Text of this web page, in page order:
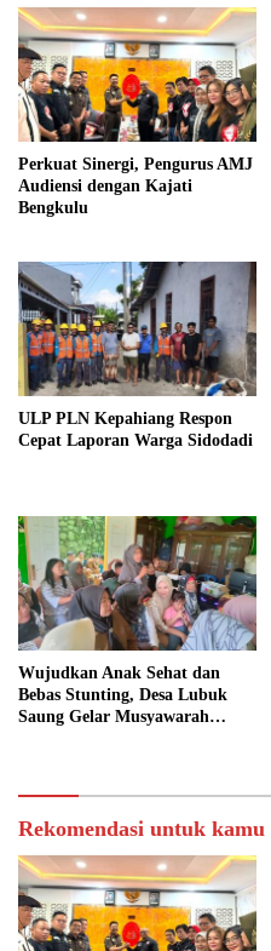
Perkuat Sinergi, Pengurus AMJ
Audiensi dengan Kajati
Bengkulu
ULP PLN Kepahiang Respon
Cepat Laporan Warga Sidodadi
Wujudkan Anak Sehat dan
Bebas Stunting, Desa Lubuk
Saung Gelar Musyawarah
Rekomendasi untuk kamu